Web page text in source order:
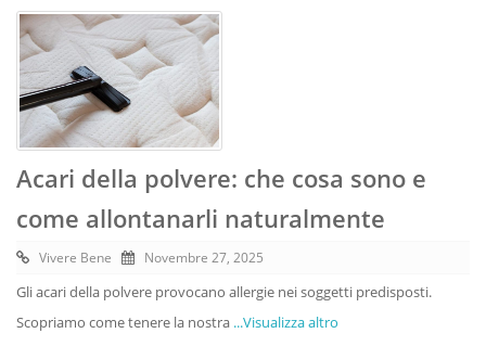
Acari della polvere: che cosa sono e
come allontanarli naturalmente
Vivere Bene Novembre 27, 2025
Gli acari della polvere provocano allergie nei soggetti predisposti.
Scopriamo come tenere la nostra ...Visualizza altro